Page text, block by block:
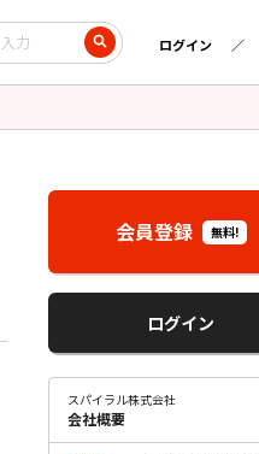
ログイン
会員登録 無料!
ログイン
スパイラル株式会社
会社概要